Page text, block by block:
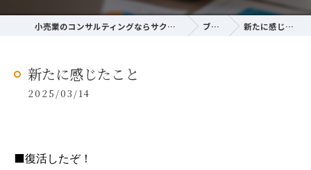
小売業のコンサルティングならサクラ経営研究所 ブログ 新たに感じたこと
新たに感じたこと
2025/03/14
⬛️復活したぞ！